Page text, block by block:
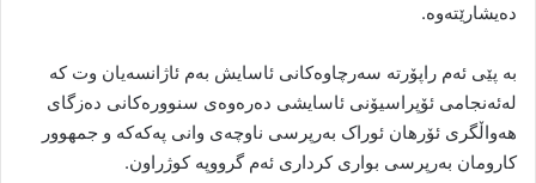
دەیشارێتەوە.
بە پێی ئەم راپۆرتە سەرچاوەکانی ئاسایش بەم ئاژانسەیان وت کە
لەئەنجامی ئۆپراسیۆنی ئاسایشی دەرەوەی سنوورەکانی دەزگای
هەواڵگری ئۆرهان ئوراک بەرپرسی ناوچەی وانی پەکەکە و جمهوور
کارومان بەرپرسی بواری کرداری ئەم گرووپە کوژراون.